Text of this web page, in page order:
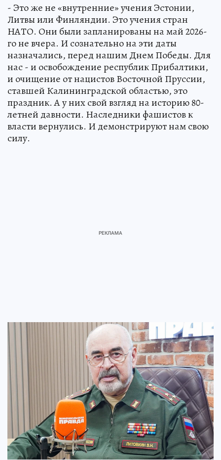
- Это же не «внутренние» учения Эстонии,
Литвы или Финляндии. Это учения стран
НАТО. Они были запланированы на май 2026-
го не вчера. И сознательно на эти даты
назначались, перед нашим Днем Победы. Для
нас - и освобождение республик Прибалтики,
и очищение от нацистов Восточной Пруссии,
ставшей Калининградской областью, это
праздник. А у них свой взгляд на историю 80-
летней давности. Наследники фашистов к
власти вернулись. И демонстрируют нам свою
силу.